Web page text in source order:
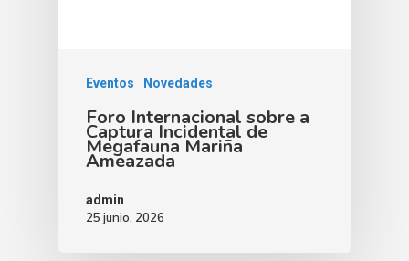
Eventos Novedades
Foro Internacional sobre a
Captura Incidental de
Megafauna Mariña
Ameazada
admin
25 junio, 2026